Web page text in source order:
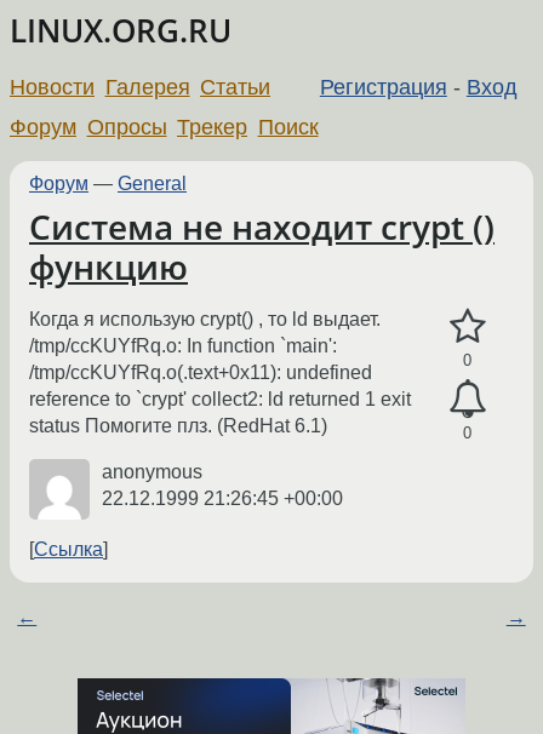
LINUX.ORG.RU
Регистрация - Вход
Новости Галерея Статьи
Форум Опросы Трекер Поиск
Форум — General
Система не находит crypt ()
функцию
0
0
Когда я использую crypt() , то ld выдает.
/tmp/ccKUYfRq.o: In function `main':
/tmp/ccKUYfRq.o(.text+0x11): undefined
reference to `crypt' collect2: ld returned 1 exit
status Помогите плз. (RedHat 6.1)
anonymous
22.12.1999 21:26:45 +00:00
Ссылка
← →